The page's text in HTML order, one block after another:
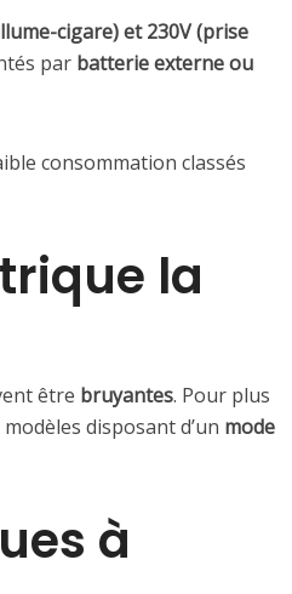
cigare) et 230V (prise
par batterie externe ou
consommation classés
la
être bruyantes. Pour plus
disposant d’un mode
à